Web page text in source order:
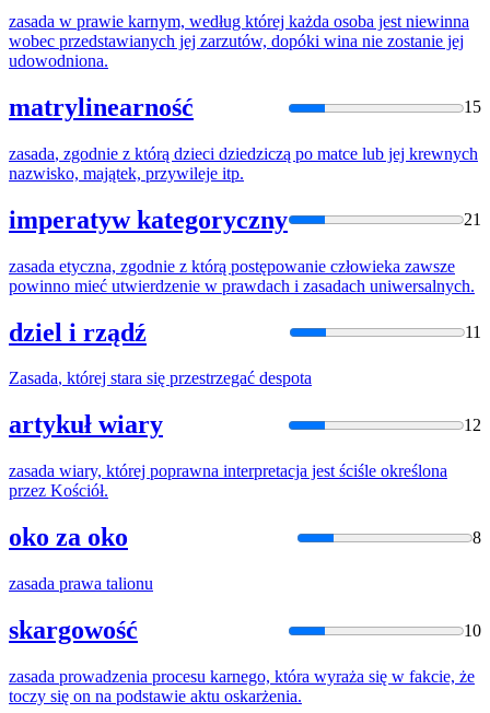
zasada w prawie karnym, według której każda osoba jest niewinna
wobec przedstawianych jej zarzutów, dopóki wina nie zostanie jej
udowodniona.
matrylinearność 15
zasada, zgodnie z którą dzieci dziedziczą po matce lub jej krewnych
nazwisko, majątek, przywileje itp.
imperatyw kategoryczny 21
zasada etyczna, zgodnie z którą postępowanie człowieka zawsze
powinno mieć utwierdzenie w prawdach i zasadach uniwersalnych.
dziel i rządź 11
Zasada, której stara się przestrzegać despota
artykuł wiary 12
zasada wiary, której poprawna interpretacja jest ściśle określona
przez Kościół.
oko za oko 8
zasada prawa talionu
skargowość 10
zasada prowadzenia procesu karnego, która wyraża się w fakcie, że
toczy się on na podstawie aktu oskarżenia.